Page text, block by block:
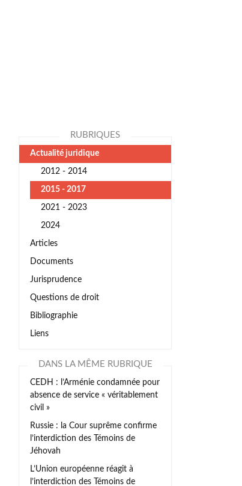
RUBRIQUES
Actualité juridique
2012 - 2014
2015 - 2017
2021 - 2023
2024
Articles
Documents
Jurisprudence
Questions de droit
Bibliographie
Liens
DANS LA MÊME RUBRIQUE
CEDH : l’Arménie condamnée pour
absence de service « véritablement
civil »
Russie : la Cour suprême confirme
l’interdiction des Témoins de
Jéhovah
L’Union européenne réagit à
l’interdiction des Témoins de